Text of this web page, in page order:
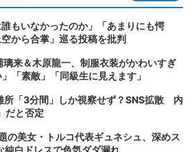
もいなかったのか」「あまりにも愕
から合掌」巡る投稿を批判
璃来＆木原龍一、制服衣装がかわいすぎ
「素敵」「同級生に見えます」
所「3分間」しか視察せず？SNS拡散 内
だと否定
の美女・トルコ代表ギュネシュ、深めス
純白ドレスで色気ダダ漏れ